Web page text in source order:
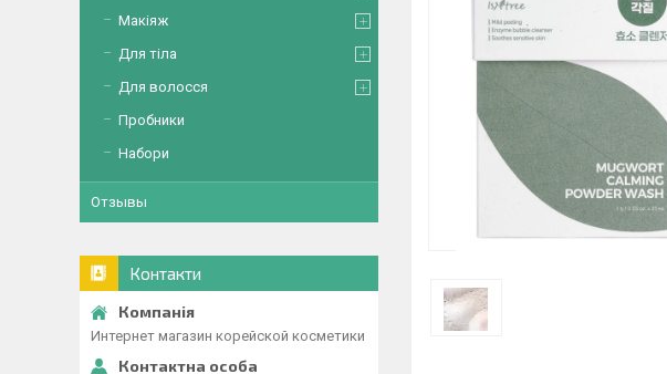
Макіяж
Для тіла
Для волосся
Пробники
Набори
Отзывы
Контакти
Интернет магазин корейской косметики